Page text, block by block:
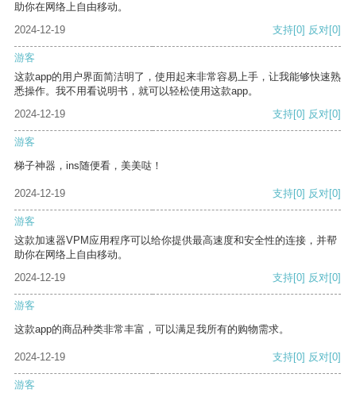
助你在网络上自由移动。
2024-12-19
支持[0] 反对[0]
游客
这款app的用户界面简洁明了，使用起来非常容易上手，让我能够快速熟
悉操作。我不用看说明书，就可以轻松使用这款app。
2024-12-19
支持[0] 反对[0]
游客
梯子神器，ins随便看，美美哒！
2024-12-19 支持[0] 反对[0]
游客
这款加速器VPM应用程序可以给你提供最高速度和安全性的连接，并帮
助你在网络上自由移动。
2024-12-19
支持[0] 反对[0]
游客
这款app的商品种类非常丰富，可以满足我所有的购物需求。
2024-12-19 支持[0] 反对[0]
游客